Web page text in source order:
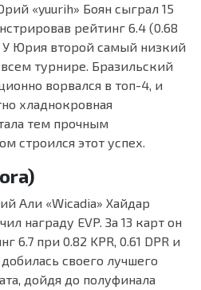
«yuurih» Боян сыграл 15
рейтинг 6.4 (0.68
У Юрия второй самый низкий
турнире. Бразильский
ворвался в топ-4, и
хладнокровная
тем прочным
строился этот успех.
Али «Wicadia» Хайдар
награду EVP. За 13 карт он
6.7 при 0.82 KPR, 0.61 DPR и
своего лучшего
дойдя до полуфинала